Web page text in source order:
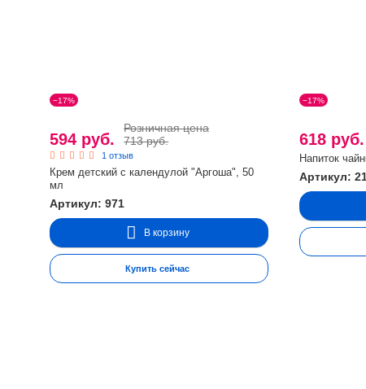
−17%
594 руб.
Розничная цена
713 руб.
1 отзыв
Крем детский с календулой "Аргоша", 50
мл
Артикул: 971
В корзину
Купить сейчас
−17%
618 руб.
Напиток
Артикул: